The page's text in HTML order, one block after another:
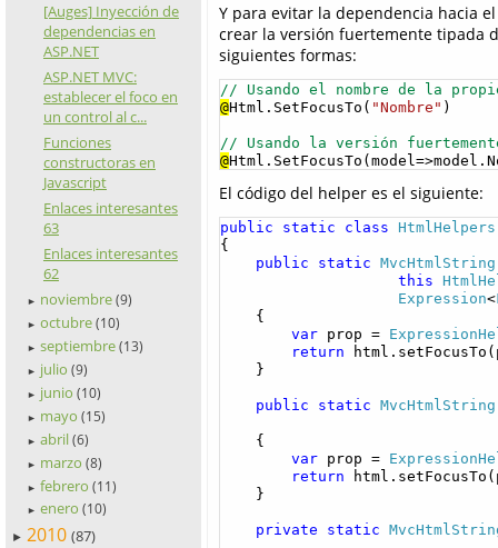
[Auges] Inyección de
dependencias en
ASP.NET
ASP.NET MVC:
establecer el foco en
un control al c...
Funciones
constructoras en
Javascript
Enlaces interesantes
63
Enlaces interesantes
62
► noviembre (9)
► octubre (10)
► septiembre (13)
► julio (9)
► junio (10)
► mayo (15)
► abril (6)
► marzo (8)
► febrero (11)
► enero (10)
► 2010 (87)
Y para evitar la dependencia hacia
crear la versión fuertemente tipada
siguientes formas:
// Usando el nombre de la
@Html.SetFocusTo( "Nombre" )
// Usando la versión
@
El código del helper es el siguiente:
public static class HtmlHelpers
{
public
static MvcHtmlString
this
Expression<
{
var prop =
return
}
public static MvcHtmlString
{
var prop =
return
}
private static